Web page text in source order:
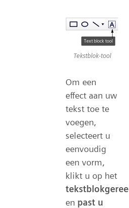
Tekstblok-tool
Om een
effect aan uw
tekst toe te
voegen,
selecteert u
eenvoudig
een vorm,
klikt u op het
en past u